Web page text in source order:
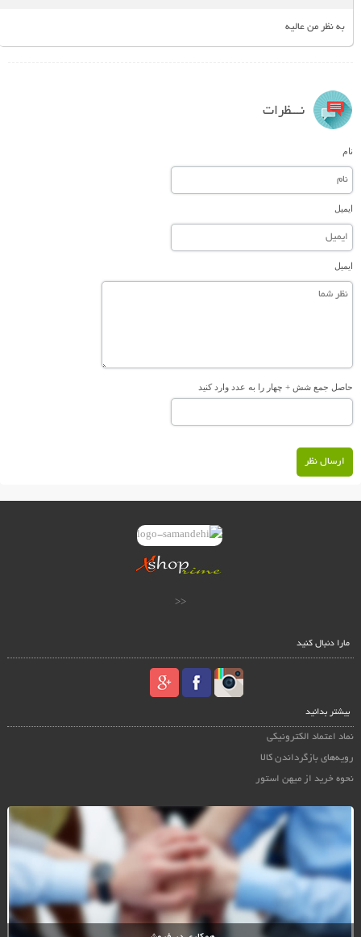
به نظر من عالیه
نـــظرات
نام
ایمیل
ایمیل
حاصل جمع شش + چهار را به عدد وارد کنید
ارسال نظر
<<
مارا دنبال کنید
بیشتر بدانید
نماد اعتماد الکترونیکی
رویه‌های بازگرداندن کالا
نحوه خرید از میهن استور